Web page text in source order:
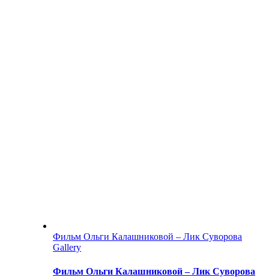
Фильм Ольги Калашниковой – Лик Суворова
Gallery
Фильм Ольги Калашниковой – Лик Суворова